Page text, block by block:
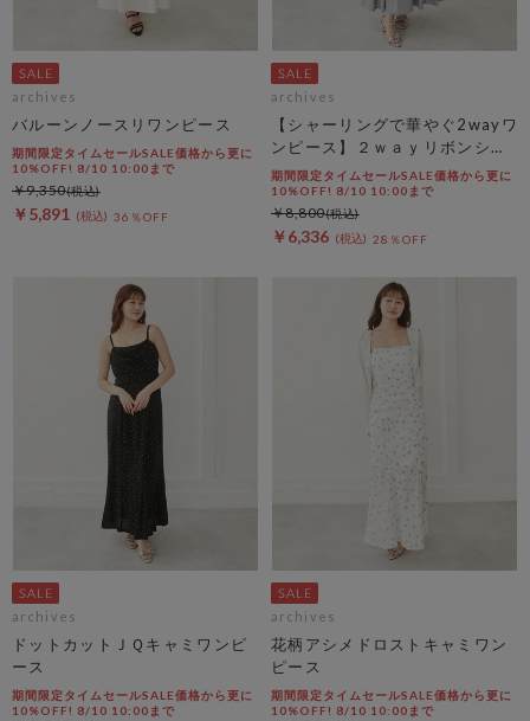
archives
バルーンノースリワンピース
期間限定タイムセールSALE価格から更に
10%OFF! 8/10 10:00まで
￥5,891 36％OFF
￥9,350
archives
【シャーリングで華やぐ2wayワ
ンピース】２ｗａｙリボンシャ
ーリングノースリワンピース
期間限定タイムセールSALE価格から更に
10%OFF! 8/10 10:00まで
￥6,336 28％OFF
￥8,800
archives
ドットカットＪＱキャミワンピ
ース
期間限定タイムセールSALE価格から更に
10%OFF! 8/10 10:00まで
archives
花柄アシメドロストキャミワン
ピース
期間限定タイムセールSALE価格から更に
10%OFF! 8/10 10:00まで